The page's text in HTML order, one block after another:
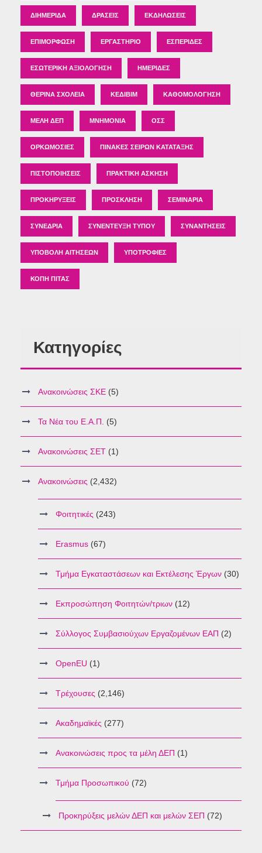
ΔΙΗΜΕΡΊΔΑ ΔΡΆΣΕΙΣ ΕΚΔΗΛΏΣΕΙΣ
ΕΠΙΜΌΡΦΩΣΗ ΕΡΓΑΣΤΉΡΙΟ ΕΣΠΕΡΊΔΕΣ
ΕΣΩΤΕΡΙΚΉ ΑΞΙΟΛΌΓΗΣΗ ΗΜΕΡΊΔΕΣ
ΘΕΡΙΝΆ ΣΧΟΛΕΊΑ ΚΕΔΙΒΙΜ ΚΑΘΟΜΟΛΌΓΗΣΗ
ΜΈΛΗ ΔΕΠ ΜΝΗΜΌΝΙΑ ΟΣΣ
ΟΡΚΩΜΟΣΊΕΣ ΠΊΝΑΚΕΣ ΣΕΙΡΏΝ ΚΑΤΆΤΑΞΗΣ
ΠΙΣΤΟΠΟΙΉΣΕΙΣ ΠΡΑΚΤΙΚΉ ΆΣΚΗΣΗ
ΠΡΟΚΗΡΎΞΕΙΣ ΠΡΌΣΚΛΗΣΗ ΣΕΜΙΝΆΡΙΑ
ΣΥΝΈΔΡΙΑ ΣΥΝΈΝΤΕΥΞΗ ΤΎΠΟΥ ΣΥΝΑΝΤΉΣΕΙΣ
ΥΠΟΒΟΛΉ ΑΙΤΉΣΕΩΝ ΥΠΟΤΡΟΦΊΕΣ
ΚΟΠΉ ΠΊΤΑΣ
Κατηγορίες
Ανακοινώσεις ΣΚΕ (5)
Τα Νέα του Ε.Α.Π. (5)
Ανακοινώσεις ΣΕΤ (1)
Ανακοινώσεις (2,432)
Φοιτητικές (243)
Erasmus (67)
Τμήμα Εγκαταστάσεων και Εκτέλεσης Έργων (30)
Εκπροσώπηση Φοιτητών/τριων (12)
Σύλλογος Συμβασιούχων Εργαζομένων ΕΑΠ (2)
OpenEU (1)
Τρέχουσες (2,146)
Ακαδημαϊκές (277)
Ανακοινώσεις προς τα μέλη ΔΕΠ (1)
Τμήμα Προσωπικού (72)
Προκηρύξεις μελών ΔΕΠ και μελών ΣΕΠ (72)